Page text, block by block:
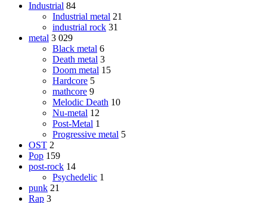
Industrial 84
Industrial metal 21
industrial rock 31
metal 3 029
Black metal 6
Death metal 3
Doom metal 15
Hardcore 5
mathcore 9
Melodic Death 10
Nu-metal 12
Post-Metal 1
Progressive metal 5
OST 2
Pop 159
post-rock 14
Psychedelic 1
punk 21
Rap 3